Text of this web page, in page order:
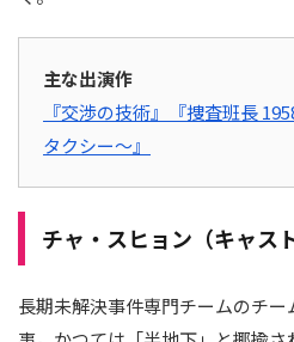
主な出演作
『交渉の技術』
『捜査班長
タクシー～』
チャ・スヒョン（キャス
長期未解決事件専門チームのチ